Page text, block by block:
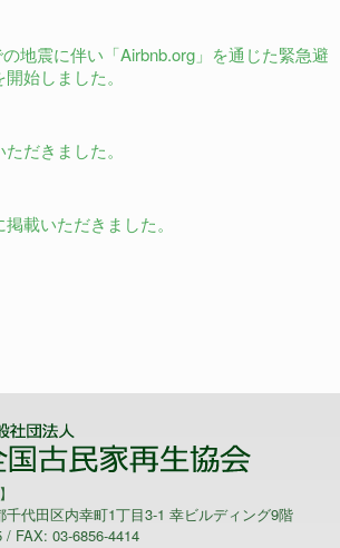
地震に伴い「Airbnb.org」を通じた緊急避
始しました。
だきました。
載いただきました。
代田区内幸町1丁目3-1 幸ビルディング9階
FAX: 03-6856-4414